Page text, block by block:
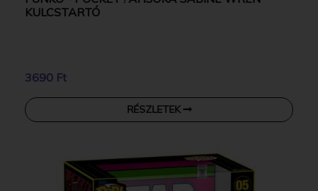
KULCSTARTÓ
3690 Ft
RÉSZLETEK